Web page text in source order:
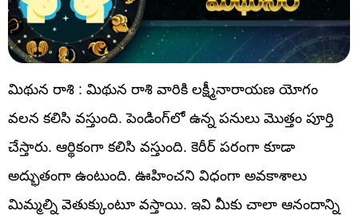
మిథున రాశి : మిథున రాశి వారికి లక్ష్మీనారాయణ యోగం
వలన కలిసి వస్తుంది. పెండింగ్‌లో ఉన్న పనులు మొత్తం పూర్తి
చేస్తారు. ఆర్థికంగా కలిసి వస్తుంది. కెరీర్ పరంగా కూడా
అద్భుతంగా ఉంటుంది. ఊహించని విధంగా అవకాశాలు
మిమ్మల్ని వెతుక్కుంటూ వస్తాయి. ఇవి మీకు చాలా ఆనందాన్ని